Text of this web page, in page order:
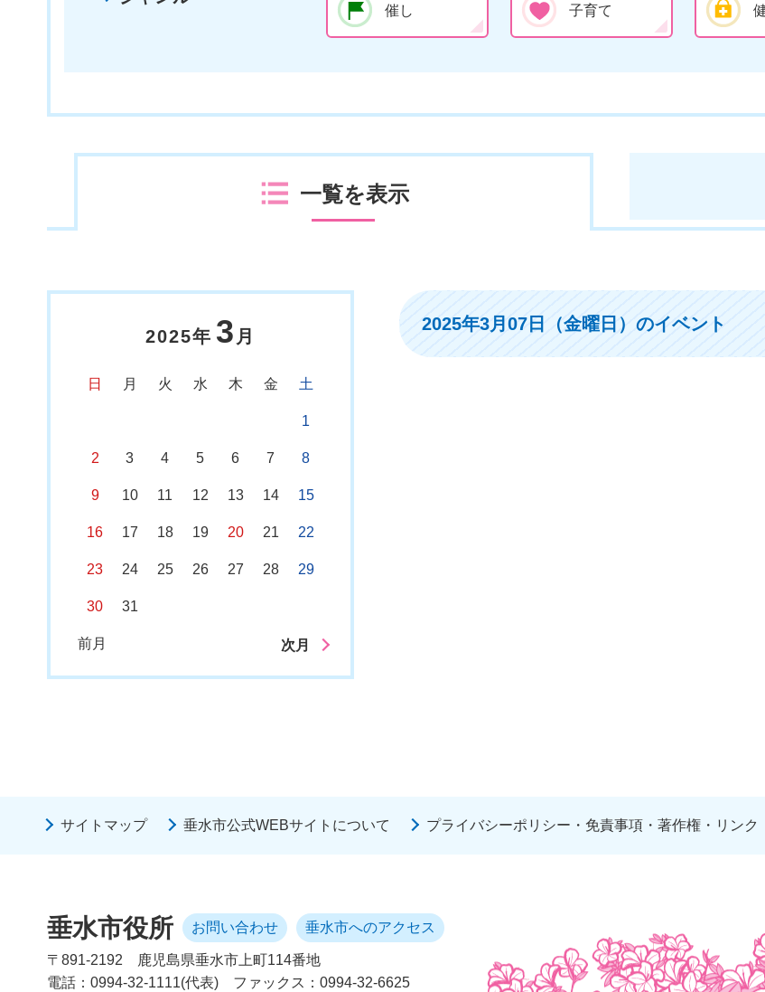
催し 子育て
一覧を表示
2025年 3 月
日 月 火 水 木 金 土
1
2 3 4 5 6 7 8
9 10 11 12 13 14 15
16 17 18 19 20 21 22
23 24 25 26 27 28 29
30 31
前月 次月
2025年3月07日（金曜日）のイベント
サイトマップ 垂水市公式WEBサイトについて プライバシーポリシー・免責事項・著作権・リンク
垂水市役所 お問い合わせ 垂水市へのアクセス
〒891-2192
鹿児島県垂水市上町114番地
電話：0994-32-1111(代表)
ファックス：0994-32-6625